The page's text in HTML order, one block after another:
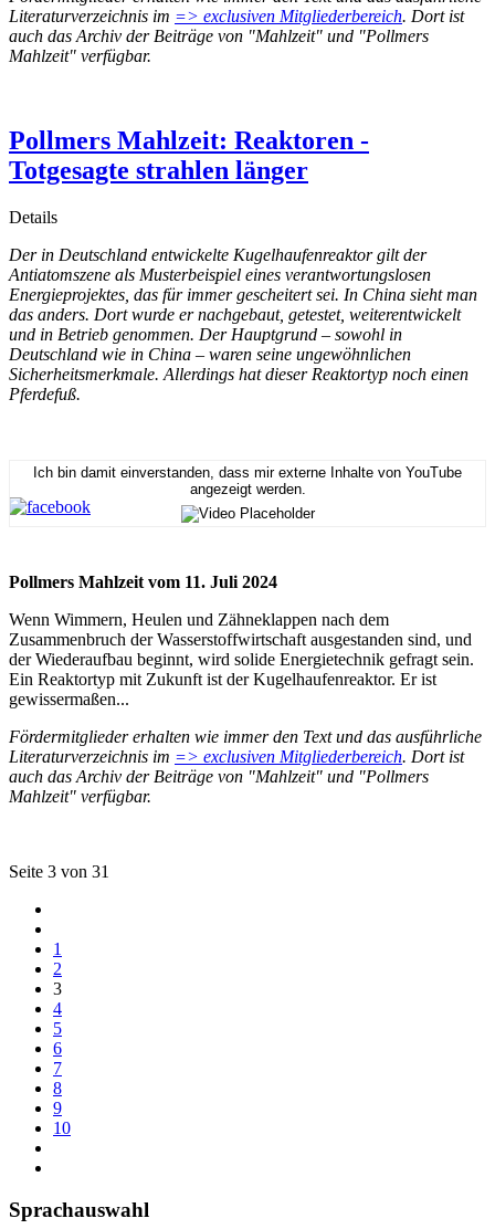
Literaturverzeichnis im => exclusiven Mitgliederbereich. Dort ist
auch das Archiv der Beiträge von "Mahlzeit" und "Pollmers
Mahlzeit" verfügbar.
Pollmers Mahlzeit: Reaktoren -
Totgesagte strahlen länger
Details
Der in Deutschland entwickelte Kugelhaufenreaktor gilt der
Antiatomszene als Musterbeispiel eines verantwortungslosen
Energieprojektes, das für immer gescheitert sei. In China sieht man
das anders. Dort wurde er nachgebaut, getestet, weiterentwickelt
und in Betrieb genommen. Der Hauptgrund – sowohl in
Deutschland wie in China – waren seine ungewöhnlichen
Sicherheitsmerkmale. Allerdings hat dieser Reaktortyp noch einen
Pferdefuß.
Ich bin damit einverstanden, dass mir externe Inhalte von YouTube
angezeigt werden.
Pollmers Mahlzeit vom 11. Juli 2024
Wenn Wimmern, Heulen und Zähneklappen nach dem
Zusammenbruch der Wasserstoffwirtschaft ausgestanden sind, und
der Wiederaufbau beginnt, wird solide Energietechnik gefragt sein.
Ein Reaktortyp mit Zukunft ist der Kugelhaufenreaktor. Er ist
gewissermaßen...
Fördermitglieder erhalten wie immer den Text und das ausführliche
Literaturverzeichnis im => exclusiven Mitgliederbereich. Dort ist
auch das Archiv der Beiträge von "Mahlzeit" und "Pollmers
Mahlzeit" verfügbar.
Seite 3 von 31
1
2
3
4
5
6
7
8
9
10
Sprachauswahl